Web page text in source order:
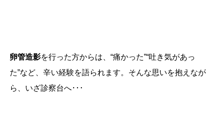
卵管造影を行った方からは、“痛かった”“吐き気があっ
た”など、辛い経験を語られます。そんな思いを抱えなが
ら、いざ診察台へ･･･